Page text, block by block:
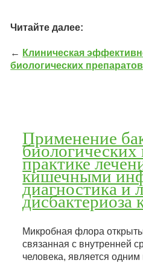
Читайте далее:
← Клиническая
биологических препаратов
Применение
биологических
практике
кишечными
диагностика и
дисбактериоза
Микробная флора
связанная с внутренней
человека, является одним